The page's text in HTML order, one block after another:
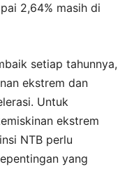
2,64% masih di
setiap tahunnya,
ekstrem dan
Untuk
ekstrem
NTB perlu
yang